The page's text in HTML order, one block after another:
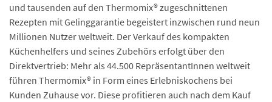
und tausenden auf den Thermomix® zugeschnittenen
Rezepten mit Gelinggarantie begeistert inzwischen rund neun
Millionen Nutzer weltweit. Der Verkauf des kompakten
Küchenhelfers und seines Zubehörs erfolgt über den
Direktvertrieb: Mehr als 44.500 RepräsentantInnen weltweit
führen Thermomix® in Form eines Erlebniskochens bei
Kunden Zuhause vor. Diese profitieren auch nach dem Kauf